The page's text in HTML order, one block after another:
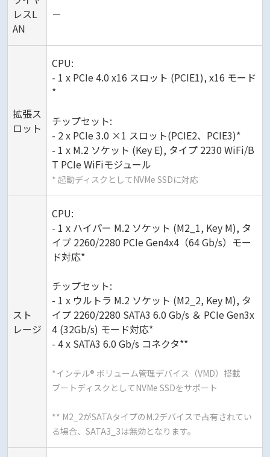
レスL
AN
－
拡張ス
ロット
CPU:
- 1 x PCIe 4.0 x16 スロット (PCIE1), x16 モード
*
チップセット:
- 2 x PCIe 3.0 ×1 スロット(PCIE2、PCIE3)*
- 1 x M.2 ソケット (Key E), タイプ 2230 WiFi/B
T PCIe WiFiモジュール
* 起動ディスクとしてNVMe SSDに対応
スト
レージ
CPU:
- 1 x ハイパー M.2 ソケット (M2_1, Key M), タ
イプ 2260/2280 PCIe Gen4x4（64 Gb/s）モー
ド対応*
チップセット:
- 1 x ウルトラ M.2 ソケット (M2_2, Key M), タ
イプ 2260/2280 SATA3 6.0 Gb/s ＆ PCIe Gen3x
4 (32Gb/s) モード対応*
- 4 x SATA3 6.0 Gb/s コネクタ**
*インテル® ボリューム管理デバイス（VMD）搭載
ブートディスクとしてNVMe SSDをサポート
** M2_2がSATAタイプのM.2デバイスで占有されてい
る場合、SATA3_3は無効となります。